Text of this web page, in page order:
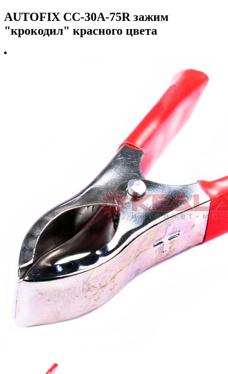
AUTOFIX CC-30A-75R зажим
"крокодил" красного цвета